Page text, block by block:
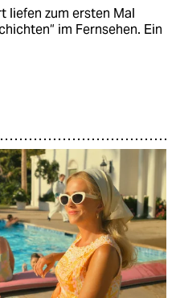
liefen zum ersten Mal
im Fernsehen. Ein